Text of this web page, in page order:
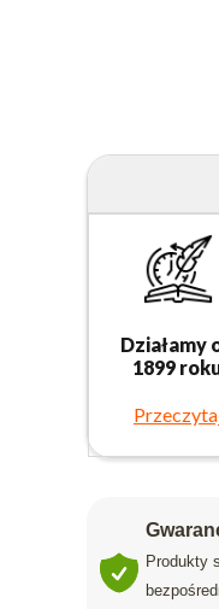
Działamy
1899
Produkty